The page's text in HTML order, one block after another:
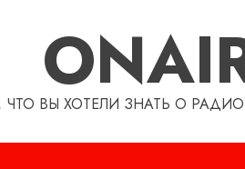
ЧТО ВЫ ХОТЕЛИ ЗНАТЬ О